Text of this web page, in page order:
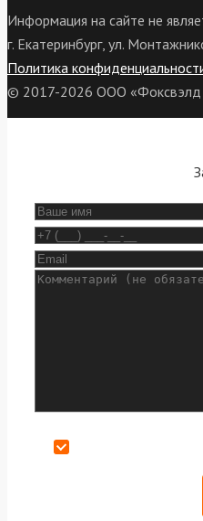
Информация на сайте не
г. Екатеринбург, ул.
Политика
© 2017-2026 ООО «Фоксвэлд